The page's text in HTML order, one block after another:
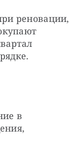
реновации,
в